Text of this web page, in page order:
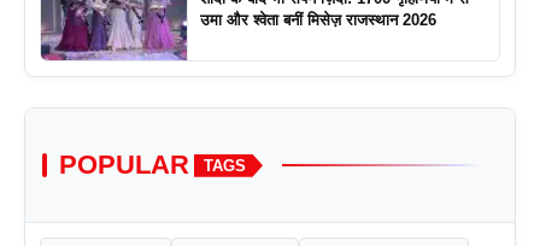
उमा और श्वेता बनीं मिसेज़ राजस्थान 2026
POPULAR TAGS